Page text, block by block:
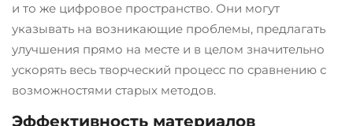
и то же цифровое пространство. Они могут
указывать на возникающие проблемы, предлагать
улучшения прямо на месте и в целом значительно
ускорять весь творческий процесс по сравнению с
возможностями старых методов.
Эффективность материалов